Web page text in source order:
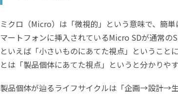
ミクロ（Micro）は「微視的」という意味で、簡
マートフォンに挿入されているMicro SDが通常
といえば「小さいものにあてた視点」ということ
とは「製品個体にあてた視点」というと分かりや
製品個体が辿るライフサイクルは「企画→設計